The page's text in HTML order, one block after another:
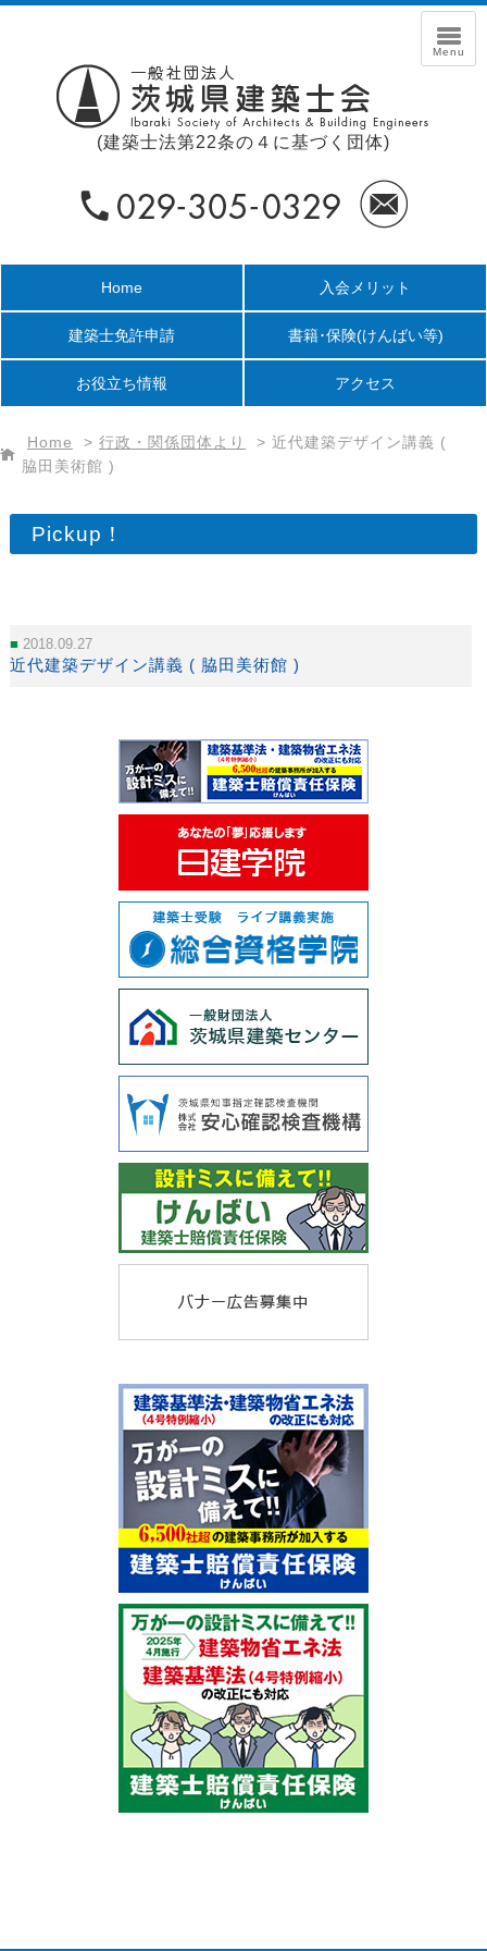
(建築士法第22条の４に基づく団体)
Home 入会メリット
建築士免許申請 書籍･保険(けんばい等)
お役立ち情報 アクセス
Home > 行政・関係団体より > 近代建築デザイン講義 (
脇田美術館 )
Pickup！
2018.09.27
近代建築デザイン講義 ( 脇田美術館 )